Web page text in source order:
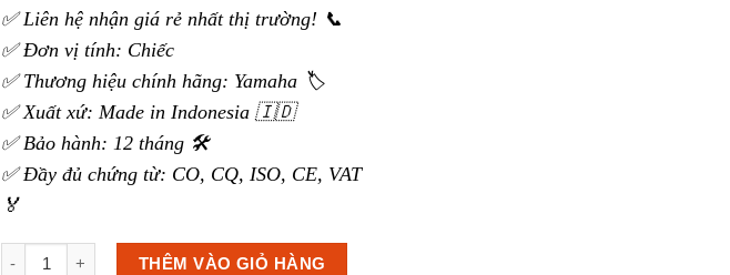
✅ Liên hệ nhận giá rẻ nhất thị trường! 📞
✅ Đơn vị tính: Chiếc
✅ Thương hiệu chính hãng: Yamaha 🏷️
✅ Xuất xứ: Made in Indonesia 🇮🇩
✅ Bảo hành: 12 tháng 🛠️
✅ Đầy đủ chứng từ: CO, CQ, ISO, CE, VAT
🏅
Loa Kiểm Âm Yamaha HS5I số lượng
THÊM VÀO GIỎ HÀNG